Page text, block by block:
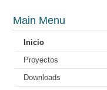
Main Menu
Inicio
Proyectos
Downloads